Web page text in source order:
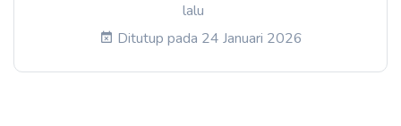
lalu
Ditutup pada 24 Januari 2026